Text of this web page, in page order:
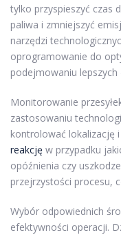
tylko przyspieszyć czas
paliwa i zmniejszyć
narzędzi
oprogramowanie do
podejmowaniu
Monitorowanie
zastosowaniu
kontrolować lokalizację
reakcję w przypadku
opóźnienia czy
przejrzystości procesu,
Wybór odpowiednich
efektywności operacji.